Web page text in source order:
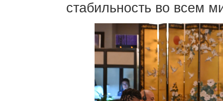
стабильность во всем